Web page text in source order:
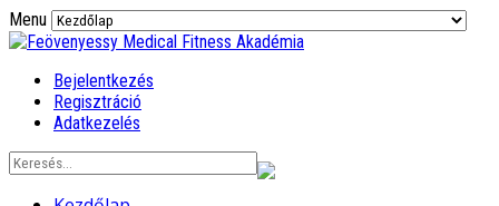
Menu
Bejelentkezés
Regisztráció
Adatkezelés